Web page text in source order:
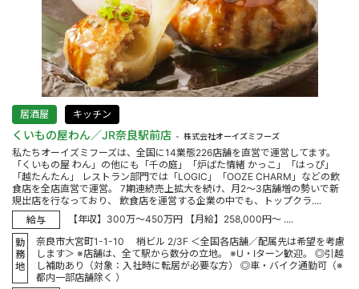
居酒屋 キッチン
くいもの屋わん／JR奈良駅前店 株式会社オーイズミフーズ
私たちオーイズミフーズは、全国に14業態226店舗を直営で運営してます。
「くいもの屋 わん」の他にも「千の庭」「炉ばた情緒 かっこ」「はっぴ」
「越たんたん」 レストラン部門では「LOGIC」「OOZE CHARM」などの飲
食店を全店直営で運営。 7期連続売上拡大を続け、月2～3店舗増の勢いで新
規出店を行なっており、 飲食店を運営する企業の中でも、トップクラ....
給与
【年収】300万～450万円 【月給】258,000円～ ....
勤
務
地
奈良市大宮町1-1-10 梢ビル 2/3F ＜全国各店舗／配属先は希望を考慮
します＞ ※店舗は、全て駅から数分の立地。 ※U・Iターン歓迎。 ◎引越
し補助あり（対象：入社時に転居が必要な方） ◎車・バイク通勤可（※
都内一部店舗除く ）